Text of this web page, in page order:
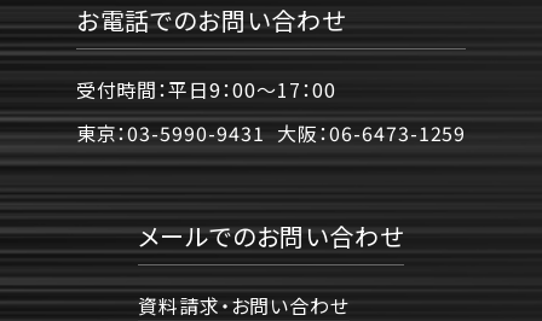
お電話でのお問い合わせ
受付時間：平日9：00〜17：00
東京：03-5990-9431 大阪：06-6473-1259
メールでのお問い合わせ
資料請求・お問い合わせ